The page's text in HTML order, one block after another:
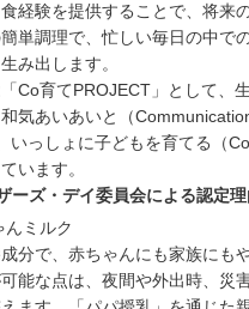
経験を提供することで、将来
単調理で、忙しい毎日の中で
み出します。
Co育てPROJECT」として、
気あいあいと（
いっしょに子どもを育てる（
います。
ーズ・デイ委員会による認定
んミルク
分で、赤ちゃんにも家族にも
能な点は、夜間や外出時、災